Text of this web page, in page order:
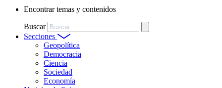
Encontrar temas y contenidos
Buscar
Secciones
Geopolítica
Democracia
Ciencia
Sociedad
Economía